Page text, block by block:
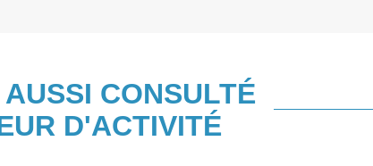
CONSULTÉ
D'ACTIVITÉ